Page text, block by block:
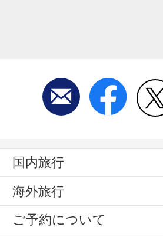
国内旅行
海外旅行
ご予約について